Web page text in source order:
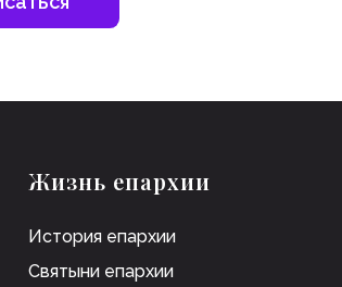
Жизнь епархии
История епархии
Святыни епархии